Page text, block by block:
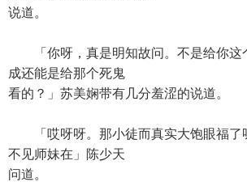
说道。
「你呀，真是明知故问。不是给你这
成还能是给那个死鬼
看的？」苏美娴带有几分羞涩的说道。
「哎呀呀。那小徒而真实大饱眼福了
不见师妹在」陈少天
问道。